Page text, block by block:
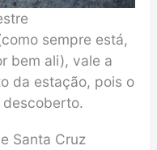
sempre está,
bem ali), vale a
da estação, pois o
descoberto.
Santa Cruz